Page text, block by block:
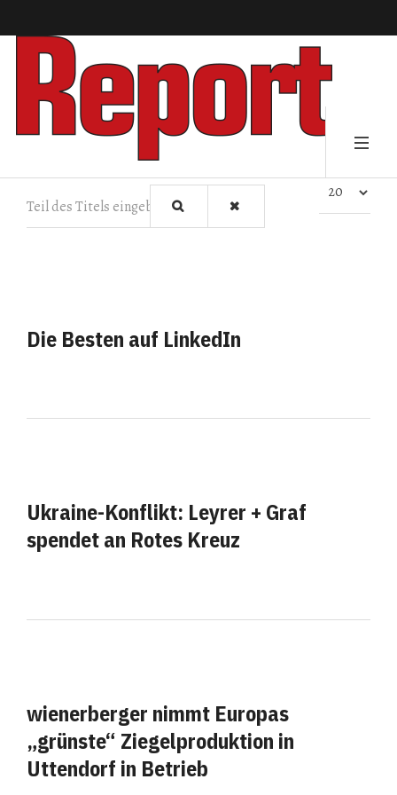
Teil des Titels eingeben Anzeige #
Die Besten auf LinkedIn
Ukraine-Konflikt: Leyrer + Graf
spendet an Rotes Kreuz
wienerberger nimmt Europas
„grünste“ Ziegelproduktion in
Uttendorf in Betrieb